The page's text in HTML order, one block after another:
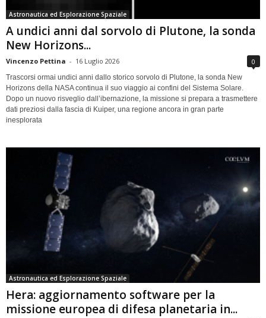
Astronautica ed Esplorazione Spaziale
A undici anni dal sorvolo di Plutone, la sonda
New Horizons...
Vincenzo Pettina - 16 Luglio 2026 0
Trascorsi ormai undici anni dallo storico sorvolo di Plutone, la sonda New
Horizons della NASA continua il suo viaggio ai confini del Sistema Solare.
Dopo un nuovo risveglio dall’ibernazione, la missione si prepara a trasmettere
dati preziosi dalla fascia di Kuiper, una regione ancora in gran parte
inesplorata
Astronautica ed Esplorazione Spaziale
Hera: aggiornamento software per la
missione europea di difesa planetaria in...